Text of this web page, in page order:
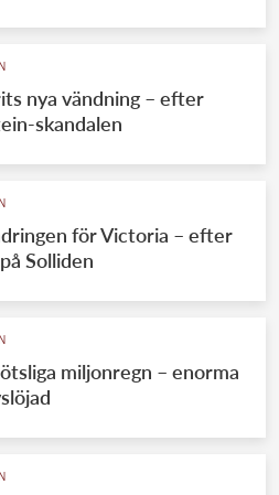
nya vändning – efter
skandalen
för Victoria – efter
Solliden
miljonregn – enorma